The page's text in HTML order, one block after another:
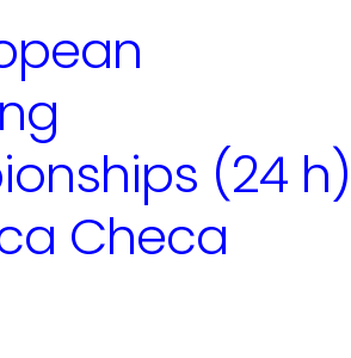
(24 h)
Checa